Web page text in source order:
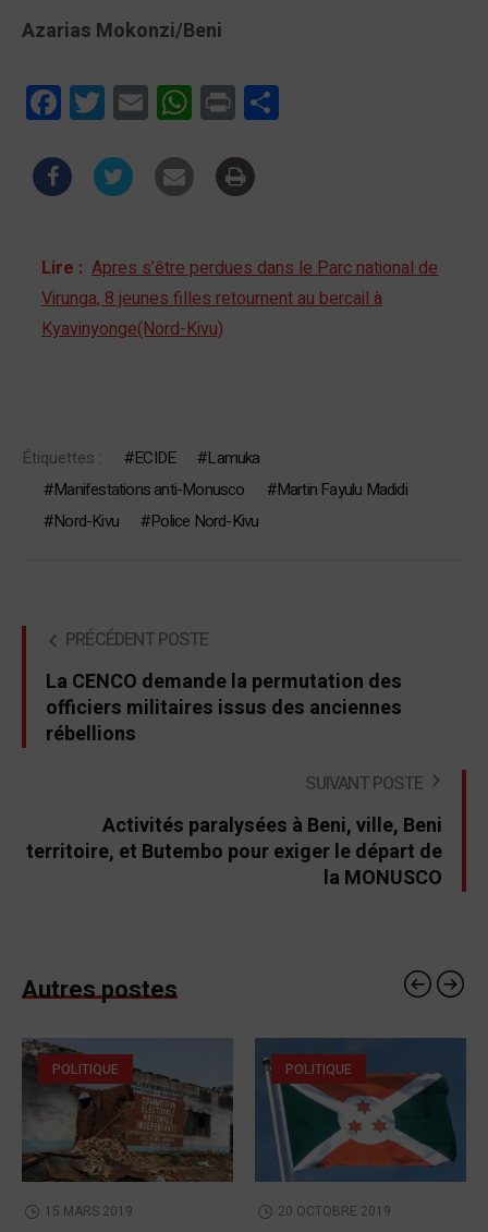
Azarias Mokonzi/Beni
FacebookTwitterEmail WhatsApp
Print
Lire : Apres s’être perdues dans le Parc national de
Virunga, 8 jeunes filles retournent au bercail à
Kyavinyonge(Nord-Kivu)
Étiquettes : ECIDE
Lamuka
Manifestations anti-Monusco
Martin Fayulu Madidi
Nord-Kivu
Police Nord-Kivu
PRÉCÉDENT POSTE
La CENCO demande la permutation des
officiers militaires issus des anciennes
rébellions
SUIVANT POSTE
Activités paralysées à Beni, ville, Beni
territoire, et Butembo pour exiger le départ de
la MONUSCO
Autres postes
POLITIQUE
15 MARS 2019
POLITIQUE
20 OCTOBRE 2019